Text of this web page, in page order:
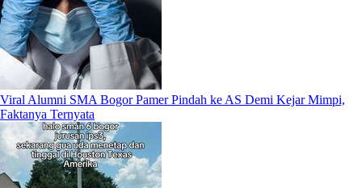
Viral Alumni SMA Bogor Pamer Pindah ke AS Demi Kejar Mimpi,
Faktanya Ternyata